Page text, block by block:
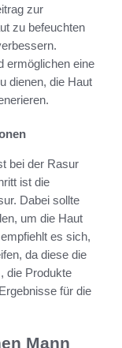
zur
zu befeuchten
ermöglichen eine
dienen, die Haut
bei der Rasur
ist die
Dabei sollte
um die Haut
es sich,
da diese die
die Produkte
für die
Mann